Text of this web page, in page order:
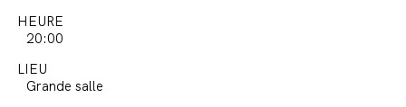
HEURE
20:00
LIEU
Grande salle